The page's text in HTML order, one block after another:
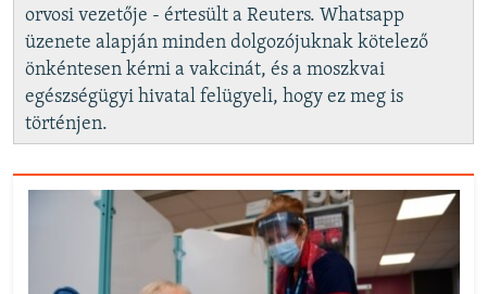
orvosi vezetője - értesült a Reuters. Whatsapp
üzenete alapján minden dolgozójuknak kötelező
önkéntesen kérni a vakcinát, és a moszkvai
egészségügyi hivatal felügyeli, hogy ez meg is
történjen.